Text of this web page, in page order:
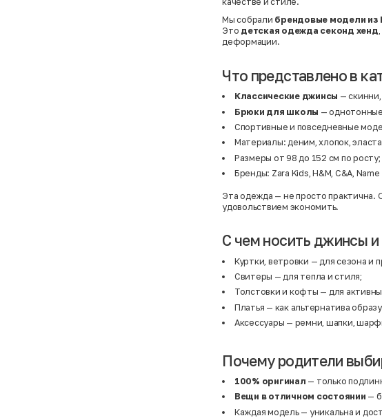
Мы собрали брендовые модели из
Это детская одежда секонд хенд
деформации.
Что представлено в
Классические джинсы —
Брюки для школы —
Спортивные и повседневные
Материалы: деним, хлопок,
Размеры от 98 до 152 см по росту;
Бренды: Zara Kids, H&M, C&A,
Эта одежда — не просто практична.
удовольствием экономить.
С чем носить джинсы
Куртки, ветровки — для сезона и
Свитеры — для тепла и стиля;
Толстовки и кофты — для
Платья — как альтернатива
Аксессуары — ремни, шапки,
Почему родители
100% оригинал — только
Вещи в отличном состоянии —
Каждая модель — уникальна и